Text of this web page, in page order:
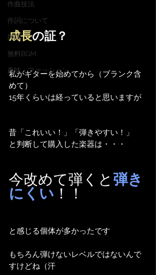
作曲技法
作詞について
雑談
無料BGM
趣味・ファッション
成長の証？
私がギターを始めてから（ブランク含
めて）
15年くらいは経っていると思いますが
昔「これいい！」「弾きやすい！」
と判断して購入した楽器は・・・
今改めて弾くと 弾き
にくい ！！
と感じる個体が多かったです
もちろん弾けないレベルではないんで
すけどね（汗